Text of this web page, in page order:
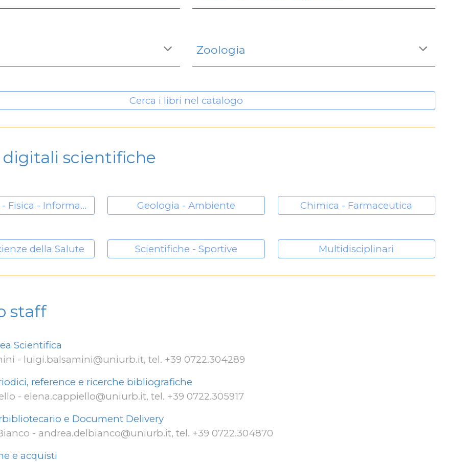
Zoologia
Cerca i libri nel catalogo
digitali scientifiche
Matematica - Fisica - Informatica Geologia - Ambiente Chimica - Farmaceutica
della Salute Scientifiche - Sportive Multidisciplinari
staff
Scientifica
- luigi.balsamini@uniurb.it, tel. +39 0722.304289
reference e ricerche bibliografiche
- elena.cappiello@uniurb.it, tel. +39 0722.305917
e Document Delivery
- andrea.delbianco@uniurb.it, tel. +39 0722.304870
e acquisti